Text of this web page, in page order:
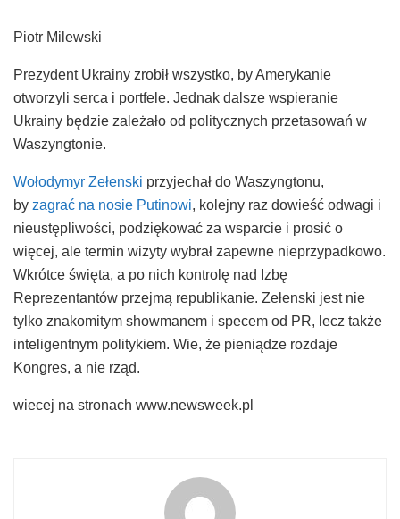
Piotr Milewski
Prezydent Ukrainy zrobił wszystko, by Amerykanie
otworzyli serca i portfele. Jednak dalsze wspieranie
Ukrainy będzie zależało od politycznych przetasowań w
Waszyngtonie.
Wołodymyr Zełenski przyjechał do Waszyngtonu,
by zagrać na nosie Putinowi, kolejny raz dowieść odwagi i
nieustępliwości, podziękować za wsparcie i prosić o
więcej, ale termin wizyty wybrał zapewne nieprzypadkowo.
Wkrótce święta, a po nich kontrolę nad Izbę
Reprezentantów przejmą republikanie. Zełenski jest nie
tylko znakomitym showmanem i specem od PR, lecz także
inteligentnym politykiem. Wie, że pieniądze rozdaje
Kongres, a nie rząd.
wiecej na stronach www.newsweek.pl